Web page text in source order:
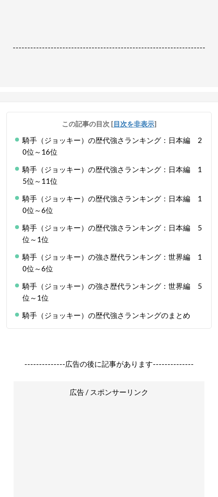
------------------------------------------------------------------
この記事の目次 [目次を非表示]
騎手（ジョッキー）の歴代強さランキング：日本編 2
0位～16位
騎手（ジョッキー）の歴代強さランキング：日本編 1
5位～11位
騎手（ジョッキー）の歴代強さランキング：日本編 1
0位～6位
騎手（ジョッキー）の歴代強さランキング：日本編 5
位～1位
騎手（ジョッキー）の強さ歴代ランキング：世界編 1
0位～6位
騎手（ジョッキー）の強さ歴代ランキング：世界編 5
位～1位
騎手（ジョッキー）の歴代強さランキングのまとめ
--------------広告の後に記事があります--------------
広告 / スポンサーリンク